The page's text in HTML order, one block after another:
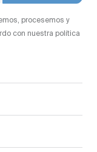
procesemos y
con nuestra política